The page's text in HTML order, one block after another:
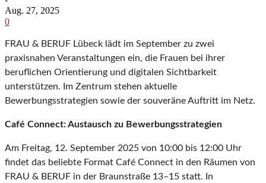
Aug. 27, 2025
0
FRAU & BERUF Lübeck lädt im September zu zwei
praxisnahen Veranstaltungen ein, die Frauen bei ihrer
beruflichen Orientierung und digitalen Sichtbarkeit
unterstützen. Im Zentrum stehen aktuelle
Bewerbungsstrategien sowie der souveräne Auftritt im Netz.
Café Connect: Austausch zu Bewerbungsstrategien
Am Freitag, 12. September 2025 von 10:00 bis 12:00 Uhr
findet das beliebte Format Café Connect in den Räumen von
FRAU & BERUF in der Braunstraße 13–15 statt. In